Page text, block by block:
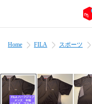
Home FILA スポーツ